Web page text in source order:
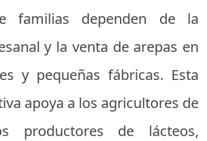
familias dependen de la
y la venta de arepas en
y pequeñas fábricas. Esta
apoya a los agricultores de
de lácteos,